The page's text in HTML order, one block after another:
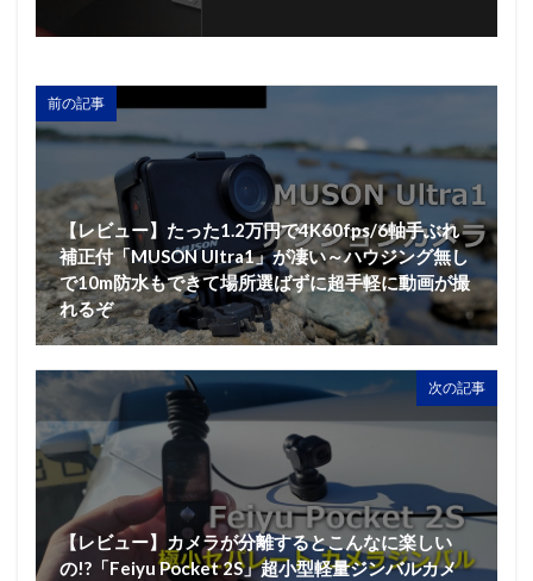
前の記事
【レビュー】たった1.2万円で4K60fps/6軸手ぶれ
補正付「MUSON Ultra1」が凄い～ハウジング無し
で10m防水もできて場所選ばずに超手軽に動画が撮
れるぞ
次の記事
【レビュー】カメラが分離するとこんなに楽しい
の!?「Feiyu Pocket 2S」超小型軽量ジンバルカメ